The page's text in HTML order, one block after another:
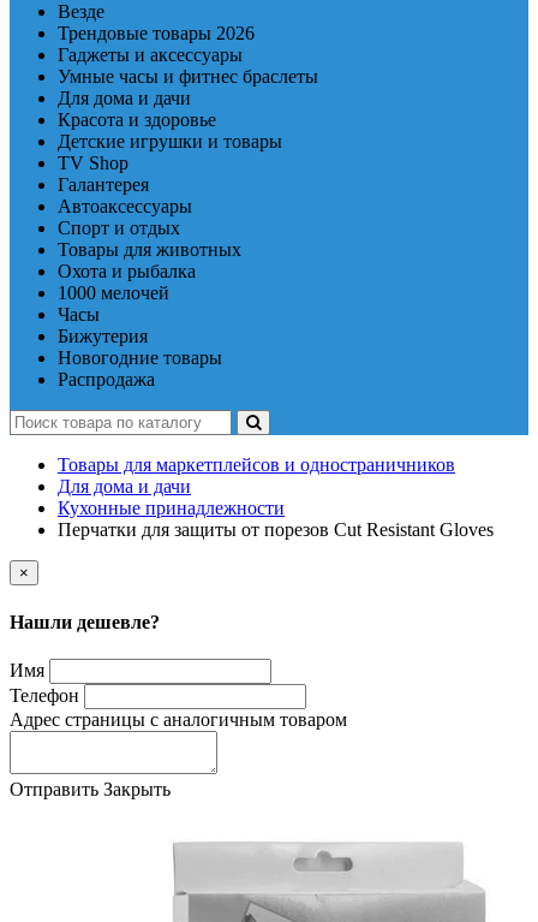
Везде
Трендовые товары 2026
Гаджеты и аксессуары
Умные часы и фитнес браслеты
Для дома и дачи
Красота и здоровье
Детские игрушки и товары
TV Shop
Галантерея
Автоаксессуары
Спорт и отдых
Товары для животных
Охота и рыбалка
1000 мелочей
Часы
Бижутерия
Новогодние товары
Распродажа
Товары для маркетплейсов и одностраничников
Для дома и дачи
Кухонные принадлежности
Перчатки для защиты от порезов Cut Resistant Gloves
×
Нашли дешевле?
Имя
Телефон
Адрес страницы с аналогичным товаром
Отправить Закрыть